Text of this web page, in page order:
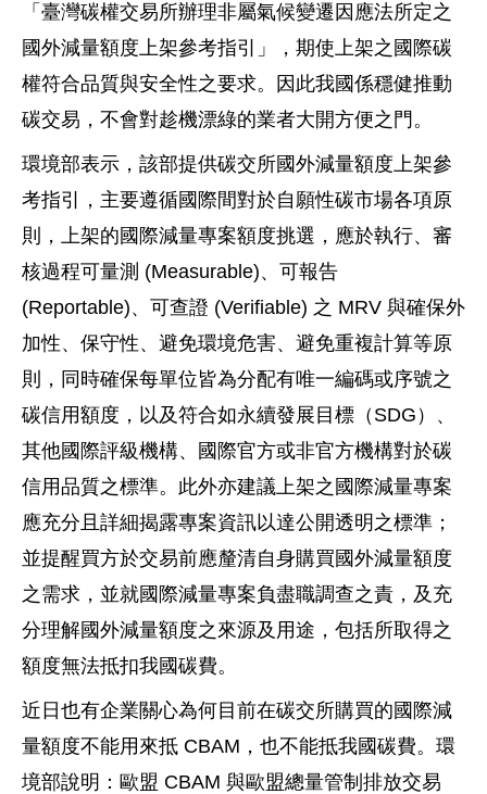
「臺灣碳權交易所辦理非屬氣候變遷因應法所定之
國外減量額度上架參考指引」，期使上架之國際碳
權符合品質與安全性之要求。因此我國係穩健推動
碳交易，不會對趁機漂綠的業者大開方便之門。
環境部表示，該部提供碳交所國外減量額度上架參
考指引，主要遵循國際間對於自願性碳市場各項原
則，上架的國際減量專案額度挑選，應於執行、審
核過程可量測 (Measurable)、可報告
(Reportable)、可查證 (Verifiable) 之 MRV 與確保外
加性、保守性、避免環境危害、避免重複計算等原
則，同時確保每單位皆為分配有唯一編碼或序號之
碳信用額度，以及符合如永續發展目標（SDG）、
其他國際評級機構、國際官方或非官方機構對於碳
信用品質之標準。此外亦建議上架之國際減量專案
應充分且詳細揭露專案資訊以達公開透明之標準；
並提醒買方於交易前應釐清自身購買國外減量額度
之需求，並就國際減量專案負盡職調查之責，及充
分理解國外減量額度之來源及用途，包括所取得之
額度無法抵扣我國碳費。
近日也有企業關心為何目前在碳交所購買的國際減
量額度不能用來抵 CBAM，也不能抵我國碳費。環
境部說明：歐盟 CBAM 與歐盟總量管制排放交易